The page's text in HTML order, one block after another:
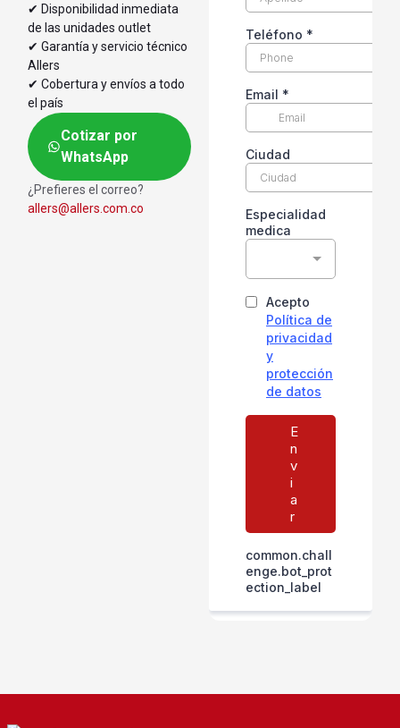
✔︎ Disponibilidad inmediata
de las unidades outlet
✔︎ Garantía y servicio técnico
Allers
✔︎ Cobertura y envíos a todo
el país
Cotizar por
WhatsApp
¿Prefieres el correo?
allers@allers.com.co